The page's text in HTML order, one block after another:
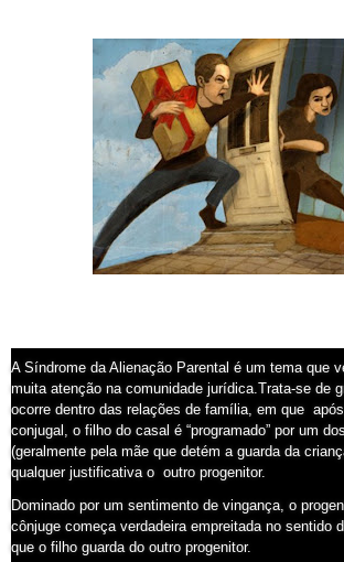
A Síndrome da Alienação Parental é um tema que
muita atenção na comunidade jurídica.Trata-se de
ocorre dentro das relações de família, em que
conjugal, o filho do casal é “programado” por um
(geralmente pela mãe que detém a guarda da
qualquer justificativa o outro progenitor.
Dominado por um sentimento de vingança, o
cônjuge começa verdadeira empreitada no sentido
que o filho guarda do outro progenitor.